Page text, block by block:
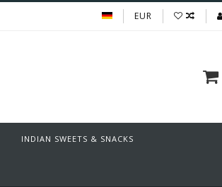
EUR
INDIAN SWEETS & SNACKS